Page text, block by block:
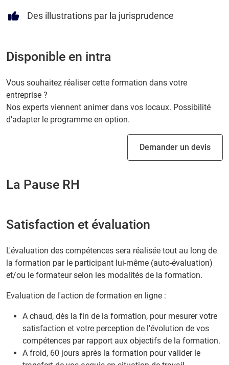
Des illustrations par la jurisprudence
Disponible en intra
Vous souhaitez réaliser cette formation dans votre
entreprise ?
Nos experts viennent animer dans vos locaux. Possibilité
d’adapter le programme en option.
Demander un devis
La Pause RH
Satisfaction et évaluation
L'évaluation des compétences sera réalisée tout au long de
la formation par le participant lui-même (auto-évaluation)
et/ou le formateur selon les modalités de la formation.
Evaluation de l'action de formation en ligne :
A chaud, dès la fin de la formation, pour mesurer votre
satisfaction et votre perception de l'évolution de vos
compétences par rapport aux objectifs de la formation.
A froid, 60 jours après la formation pour valider le